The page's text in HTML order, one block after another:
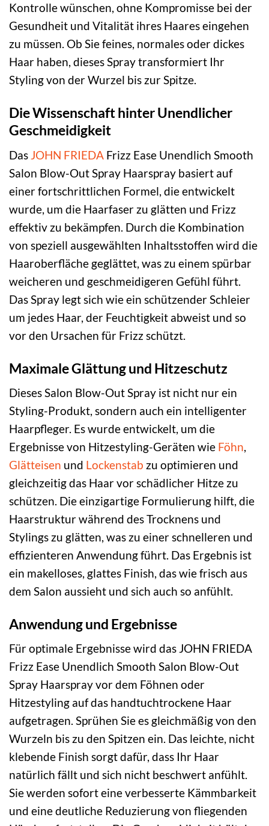
Kontrolle wünschen, ohne Kompromisse bei der
Gesundheit und Vitalität ihres Haares eingehen
zu müssen. Ob Sie feines, normales oder dickes
Haar haben, dieses Spray transformiert Ihr
Styling von der Wurzel bis zur Spitze.
Die Wissenschaft hinter Unendlicher
Geschmeidigkeit
Das JOHN FRIEDA Frizz Ease Unendlich Smooth
Salon Blow-Out Spray Haarspray basiert auf
einer fortschrittlichen Formel, die entwickelt
wurde, um die Haarfaser zu glätten und Frizz
effektiv zu bekämpfen. Durch die Kombination
von speziell ausgewählten Inhaltsstoffen wird die
Haaroberfläche geglättet, was zu einem spürbar
weicheren und geschmeidigeren Gefühl führt.
Das Spray legt sich wie ein schützender Schleier
um jedes Haar, der Feuchtigkeit abweist und so
vor den Ursachen für Frizz schützt.
Maximale Glättung und Hitzeschutz
Dieses Salon Blow-Out Spray ist nicht nur ein
Styling-Produkt, sondern auch ein intelligenter
Haarpfleger. Es wurde entwickelt, um die
Ergebnisse von Hitzestyling-Geräten wie Föhn,
Glätteisen und Lockenstab zu optimieren und
gleichzeitig das Haar vor schädlicher Hitze zu
schützen. Die einzigartige Formulierung hilft, die
Haarstruktur während des Trocknens und
Stylings zu glätten, was zu einer schnelleren und
effizienteren Anwendung führt. Das Ergebnis ist
ein makelloses, glattes Finish, das wie frisch aus
dem Salon aussieht und sich auch so anfühlt.
Anwendung und Ergebnisse
Für optimale Ergebnisse wird das JOHN FRIEDA
Frizz Ease Unendlich Smooth Salon Blow-Out
Spray Haarspray vor dem Föhnen oder
Hitzestyling auf das handtuchtrockene Haar
aufgetragen. Sprühen Sie es gleichmäßig von den
Wurzeln bis zu den Spitzen ein. Das leichte, nicht
klebende Finish sorgt dafür, dass Ihr Haar
natürlich fällt und sich nicht beschwert anfühlt.
Sie werden sofort eine verbesserte Kämmbarkeit
und eine deutliche Reduzierung von fliegenden